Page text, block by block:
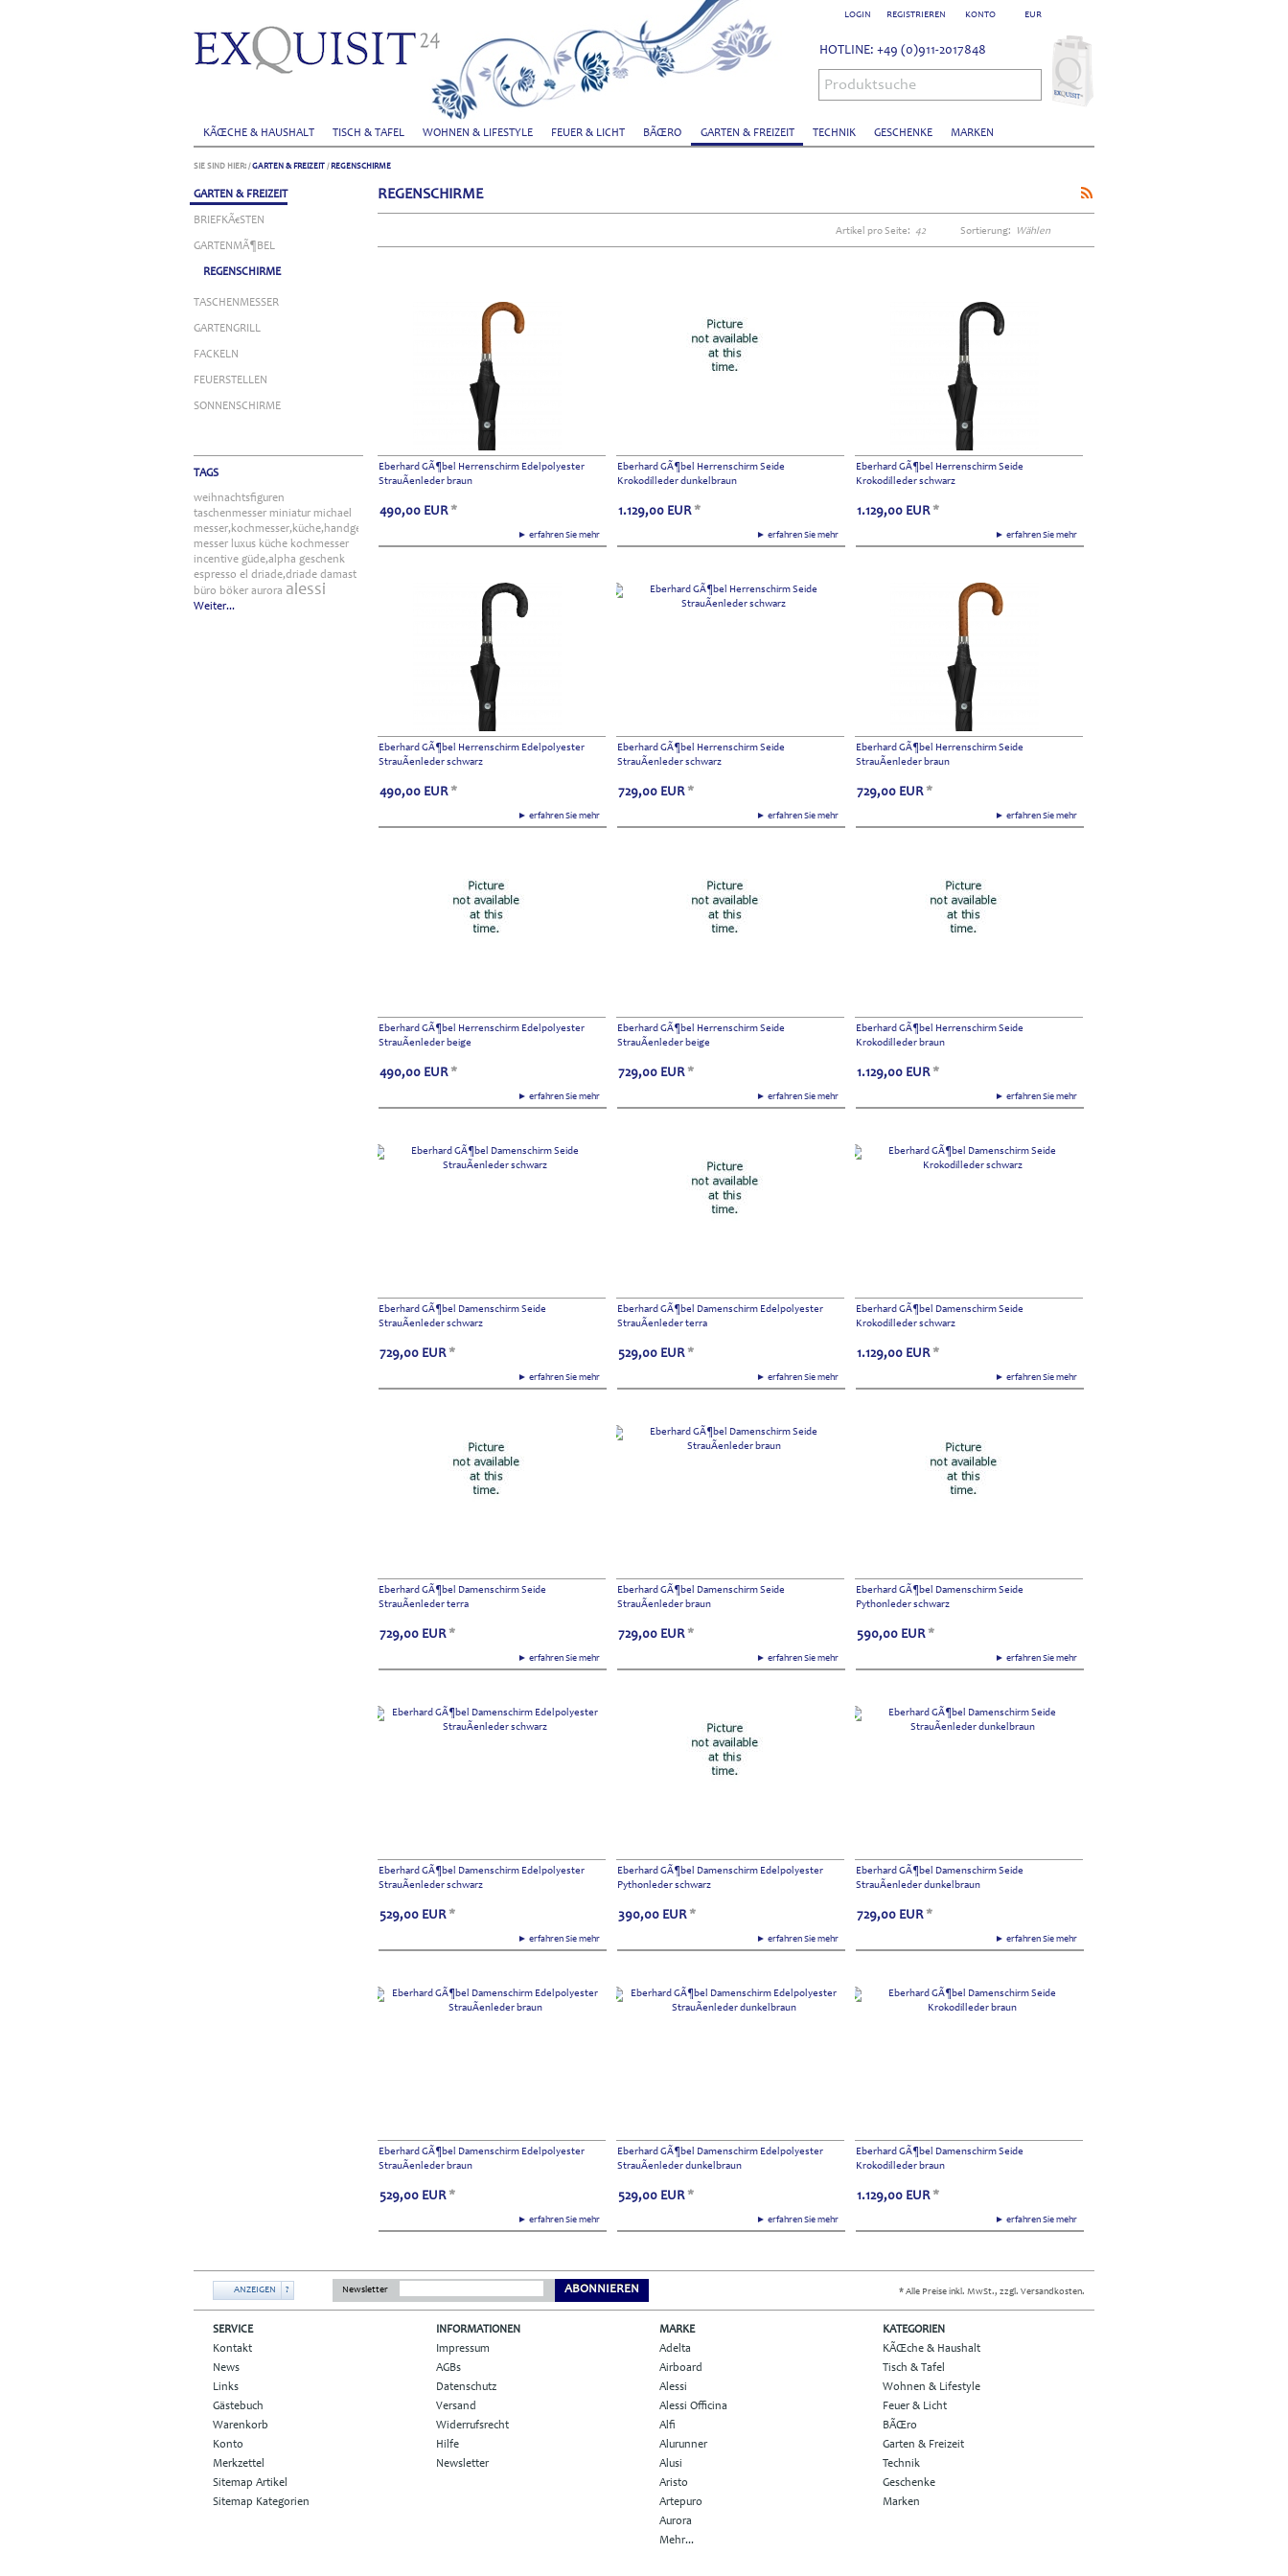
EUR
KONTO
LOGIN REGISTRIEREN
KÃŒCHE & HAUSHALT TISCH & TAFEL WOHNEN & LIFESTYLE FEUER & LICHT BÃŒRO GARTEN & FREIZEIT TECHNIK GESCHENKE MARKEN
HOTLINE: +49 (0)911-2017848
Produktsuche
SIE SIND HIER: /GARTEN & FREIZEIT / REGENSCHIRME
GARTEN & FREIZEIT
BRIEFKÃ€STEN
GARTENMÃ¶BEL
REGENSCHIRME
TASCHENMESSER
GARTENGRILL
FACKELN
FEUERSTELLEN
SONNENSCHIRME
TAGS
weihnachtsfiguren
taschenmesser miniatur michael
messer,kochmesser,küche,handgefertigt
messer luxus küche kochmesser
incentive güde,alpha geschenk
espresso el driade,driade damast
büro böker aurora alessi
Weiter...
REGENSCHIRME
Sortierung: Wählen
Artikel pro Seite: 42
Eberhard GÃ¶bel Herrenschirm Edelpolyester
StrauÃenleder braun
► erfahren Sie mehr
490,00 EUR *
Eberhard GÃ¶bel Herrenschirm Seide
Krokodilleder dunkelbraun
► erfahren Sie mehr
1.129,00 EUR *
Eberhard GÃ¶bel Herrenschirm Seide
Krokodilleder schwarz
► erfahren Sie mehr
1.129,00 EUR *
Eberhard GÃ¶bel Herrenschirm Edelpolyester
StrauÃenleder schwarz
► erfahren Sie mehr
490,00 EUR *
Eberhard GÃ¶bel Herrenschirm Seide
StrauÃenleder schwarz
► erfahren Sie mehr
729,00 EUR *
Eberhard GÃ¶bel Herrenschirm Seide
StrauÃenleder braun
► erfahren Sie mehr
729,00 EUR *
Eberhard GÃ¶bel Herrenschirm Edelpolyester
StrauÃenleder beige
► erfahren Sie mehr
490,00 EUR *
Eberhard GÃ¶bel Herrenschirm Seide
StrauÃenleder beige
► erfahren Sie mehr
729,00 EUR *
Eberhard GÃ¶bel Herrenschirm Seide
Krokodilleder braun
► erfahren Sie mehr
1.129,00 EUR *
Eberhard GÃ¶bel Damenschirm Seide
StrauÃenleder schwarz
► erfahren Sie mehr
729,00 EUR *
Eberhard GÃ¶bel Damenschirm Edelpolyester
StrauÃenleder terra
► erfahren Sie mehr
529,00 EUR *
Eberhard GÃ¶bel Damenschirm Seide
Krokodilleder schwarz
► erfahren Sie mehr
1.129,00 EUR *
Eberhard GÃ¶bel Damenschirm Seide
StrauÃenleder terra
► erfahren Sie mehr
729,00 EUR *
Eberhard GÃ¶bel Damenschirm Seide
StrauÃenleder braun
► erfahren Sie mehr
729,00 EUR *
Eberhard GÃ¶bel Damenschirm Seide
Pythonleder schwarz
► erfahren Sie mehr
590,00 EUR *
Eberhard GÃ¶bel Damenschirm Edelpolyester
StrauÃenleder schwarz
► erfahren Sie mehr
529,00 EUR *
Eberhard GÃ¶bel Damenschirm Edelpolyester
Pythonleder schwarz
► erfahren Sie mehr
390,00 EUR *
Eberhard GÃ¶bel Damenschirm Seide
StrauÃenleder dunkelbraun
► erfahren Sie mehr
729,00 EUR *
Eberhard GÃ¶bel Damenschirm Edelpolyester
StrauÃenleder braun
► erfahren Sie mehr
529,00 EUR *
Eberhard GÃ¶bel Damenschirm Edelpolyester
StrauÃenleder dunkelbraun
► erfahren Sie mehr
529,00 EUR *
Eberhard GÃ¶bel Damenschirm Seide
Krokodilleder braun
► erfahren Sie mehr
1.129,00 EUR *
ANZEIGEN ? Newsletter ABONNIEREN * Alle Preise inkl. MwSt., zzgl. Versandkosten.
SERVICE
Kontakt
News
Links
Gästebuch
Warenkorb
Konto
Merkzettel
Sitemap Artikel
Sitemap Kategorien
INFORMATIONEN
Impressum
AGBs
Datenschutz
Versand
Widerrufsrecht
Hilfe
Newsletter
MARKE
Adelta
Airboard
Alessi
Alessi Officina
Alfi
Alurunner
Alusi
Aristo
Artepuro
Aurora
Mehr...
KATEGORIEN
KÃŒche & Haushalt
Tisch & Tafel
Wohnen & Lifestyle
Feuer & Licht
BÃŒro
Garten & Freizeit
Technik
Geschenke
Marken